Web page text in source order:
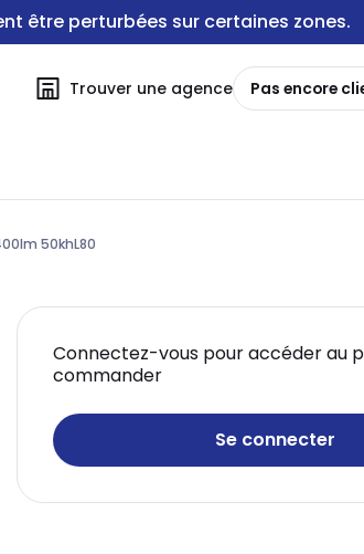
être perturbées sur certaines zones.
Trouver une agence Pas encore
50khL80
Connectez-vous pour accéder au
commander
Se connecter